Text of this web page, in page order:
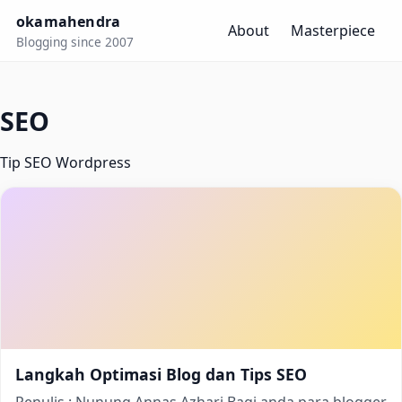
okamahendra
Blogging since 2007
About Masterpiece
SEO
Tip SEO Wordpress
Langkah Optimasi Blog dan Tips SEO